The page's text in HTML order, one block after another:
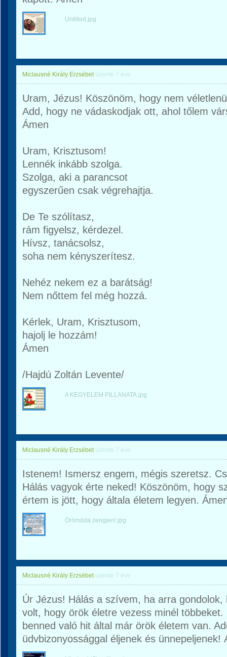
Untitled.jpg
Miclausné Király Erzsébetüzente 7 éve
Uram, Jézus! Köszönöm, hogy nem
Add, hogy ne vádaskodjak ott, ahol tőlem
Ámen
Uram, Krisztusom!
Lennék inkább szolga.
Szolga, aki a parancsot
egyszerűen csak végrehajtja.
De Te szólítasz,
rám figyelsz, kérdezel.
Hívsz, tanácsolsz,
soha nem kényszerítesz.
Nehéz nekem ez a barátság!
Nem nőttem fel még hozzá.
Kérlek, Uram, Krisztusom,
hajolj le hozzám!
Ámen
/Hajdú Zoltán Levente/
A KEGYELEM PILLANATA.jpg
Miclausné Király Erzsébetüzente 7 éve
Istenem! Ismersz engem, mégis szeretsz.
Hálás vagyok érte neked! Köszönöm, hogy
értem is jött, hogy általa életem legyen.
Örömóda zengjen!.jpg
Miclausné Király Erzsébetüzente 7 éve
Úr Jézus! Hálás a szívem, ha arra
volt, hogy örök életre vezess minél
benned való hit által már örök életem van.
üdvbizonyossággal éljenek és ünnepeljenek!